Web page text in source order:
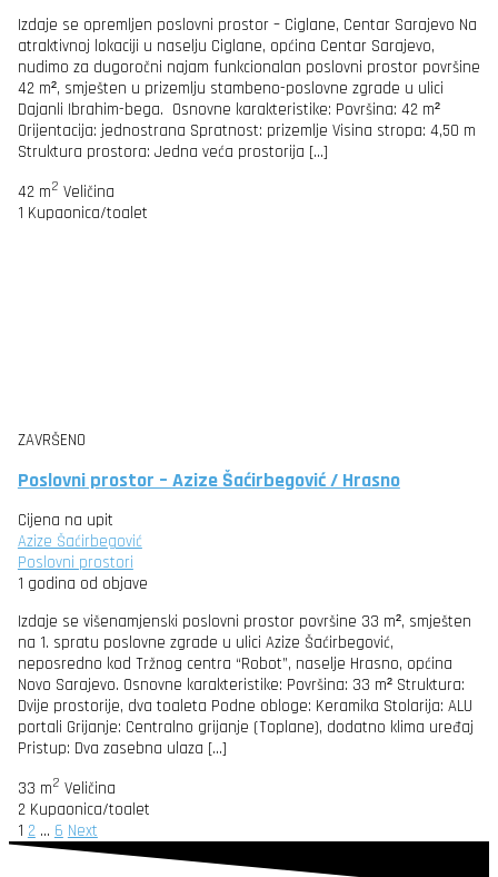
Izdaje se opremljen poslovni prostor – Ciglane, Centar Sarajevo Na
atraktivnoj lokaciji u naselju Ciglane, općina Centar Sarajevo,
nudimo za dugoročni najam funkcionalan poslovni prostor površine
42 m², smješten u prizemlju stambeno-poslovne zgrade u ulici
Dajanli Ibrahim-bega. Osnovne karakteristike: Površina: 42 m²
Orijentacija: jednostrana Spratnost: prizemlje Visina stropa: 4,50 m
Struktura prostora: Jedna veća prostorija […]
42 m2 Veličina
1 Kupaonica/toalet
ZAVRŠENO
Poslovni prostor – Azize Šaćirbegović / Hrasno
Cijena na upit
Azize Šaćirbegović
Poslovni prostori
1 godina od objave
Izdaje se višenamjenski poslovni prostor površine 33 m², smješten
na 1. spratu poslovne zgrade u ulici Azize Šaćirbegović,
neposredno kod Tržnog centra “Robot”, naselje Hrasno, općina
Novo Sarajevo. Osnovne karakteristike: Površina: 33 m² Struktura:
Dvije prostorije, dva toaleta Podne obloge: Keramika Stolarija: ALU
portali Grijanje: Centralno grijanje (Toplane), dodatno klima uređaj
Pristup: Dva zasebna ulaza […]
33 m2 Veličina
2 Kupaonica/toalet
1 2 … 6 Next